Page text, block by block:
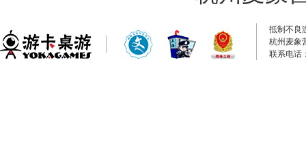
抵制不良
杭州麦象
联系电话